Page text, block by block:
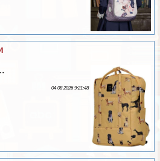
04 08 2026 9:21:48